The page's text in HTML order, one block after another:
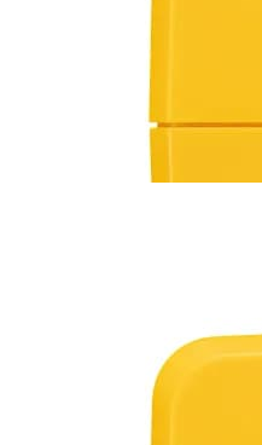
электроприводом Neptun
PROFI 12В 1 дюйм